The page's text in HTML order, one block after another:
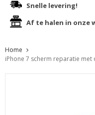
Snelle levering!
Af te halen in onze
Home
iPhone 7 scherm reparatie